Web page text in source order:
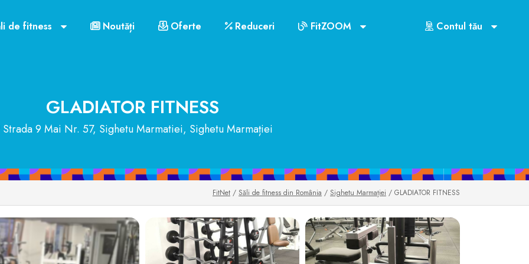
de fitness Noutăți Oferte Reduceri FitZOOM Contul tău
GLADIATOR FITNESS
Strada 9 Mai Nr. 57, Sighetu Marmatiei, Sighetu Marmației
FitNet / Săli de fitness din România / Sighetu Marmației / GLADIATOR FITNESS